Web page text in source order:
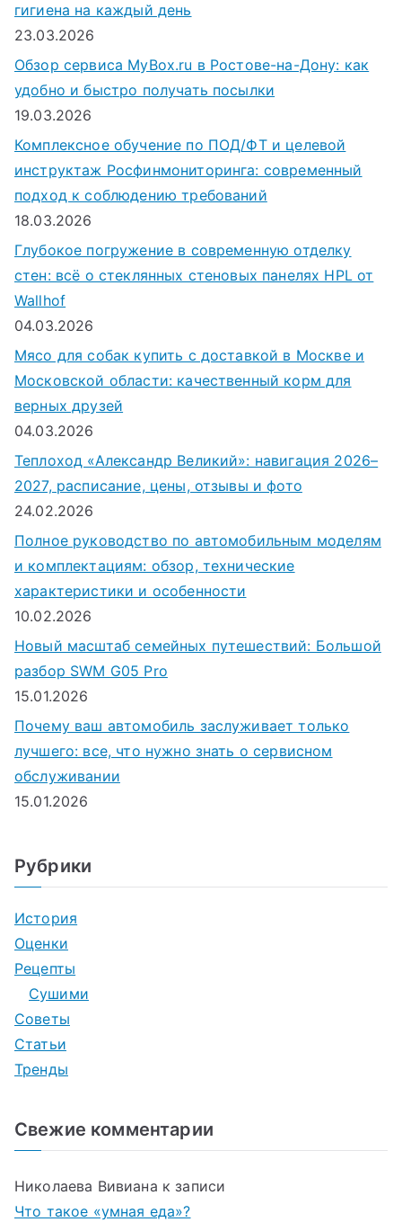
гигиена на каждый день
23.03.2026
Обзор сервиса MyBox.ru в Ростове-на-Дону: как
удобно и быстро получать посылки
19.03.2026
Комплексное обучение по ПОД/ФТ и целевой
инструктаж Росфинмониторинга: современный
подход к соблюдению требований
18.03.2026
Глубокое погружение в современную отделку
стен: всё о стеклянных стеновых панелях HPL от
Wallhof
04.03.2026
Мясо для собак купить с доставкой в Москве и
Московской области: качественный корм для
верных друзей
04.03.2026
Теплоход «Александр Великий»: навигация 2026–
2027, расписание, цены, отзывы и фото
24.02.2026
Полное руководство по автомобильным моделям
и комплектациям: обзор, технические
характеристики и особенности
10.02.2026
Новый масштаб семейных путешествий: Большой
разбор SWM G05 Pro
15.01.2026
Почему ваш автомобиль заслуживает только
лучшего: все, что нужно знать о сервисном
обслуживании
15.01.2026
Рубрики
История
Оценки
Рецепты
Сушими
Советы
Статьи
Тренды
Свежие комментарии
Николаева Вивиана к записи
Что такое «умная еда»?